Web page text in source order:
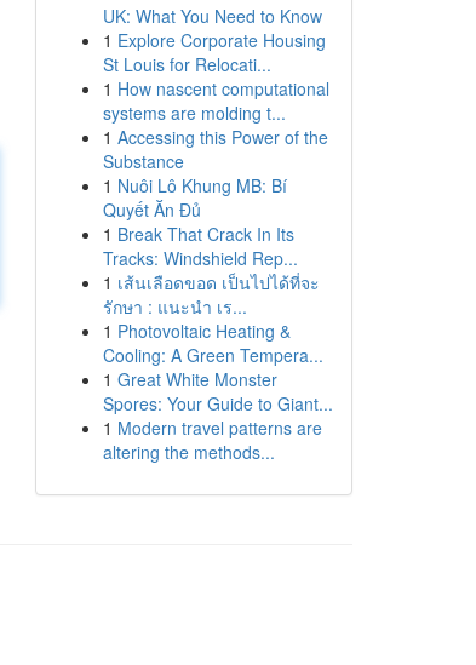
UK: What You Need to Know
1 Explore Corporate Housing
St Louis for Relocati...
1 How nascent computational
systems are molding t...
1 Accessing this Power of the
Substance
1 Nuôi Lô Khung MB: Bí
Quyết Ăn Đủ
1 Break That Crack In Its
Tracks: Windshield Rep...
1 เส้นเลือดขอด เป็นไปได้ที่จะ
รักษา : แนะนำ เร...
1 Photovoltaic Heating &
Cooling: A Green Tempera...
1 Great White Monster
Spores: Your Guide to Giant...
1 Modern travel patterns are
altering the methods...